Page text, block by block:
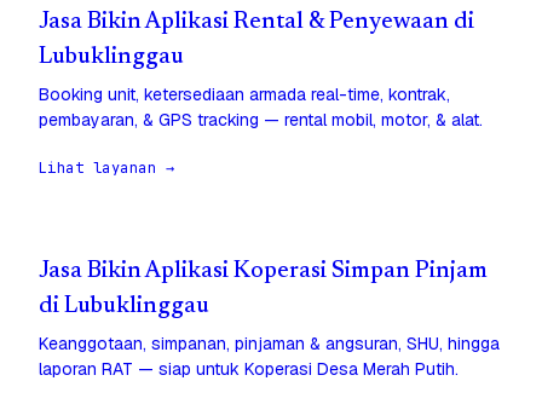
Jasa Bikin Aplikasi Rental & Penyewaan di
Lubuklinggau
Booking unit, ketersediaan armada real-time, kontrak,
pembayaran, & GPS tracking — rental mobil, motor, & alat.
Lihat layanan →
Jasa Bikin Aplikasi Koperasi Simpan Pinjam
di Lubuklinggau
Keanggotaan, simpanan, pinjaman & angsuran, SHU, hingga
laporan RAT — siap untuk Koperasi Desa Merah Putih.